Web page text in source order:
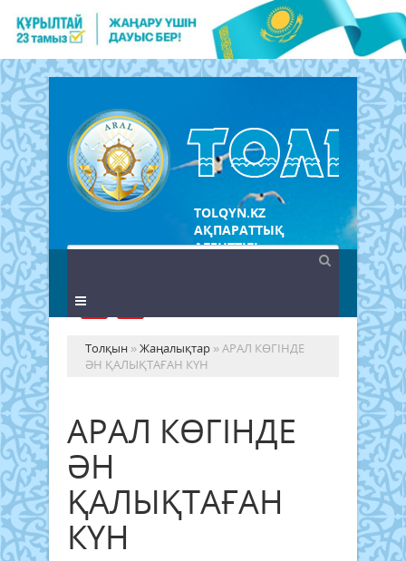
TOLQYN.KZ
АҚПАРАТТЫҚ
АГЕНТТІГІ
Толқын »Жаңалықтар » АРАЛ КӨГІНДЕ
ӘН ҚАЛЫҚТАҒАН КҮН
АРАЛ КӨГІНДЕ
ӘН
ҚАЛЫҚТАҒАН
КҮН